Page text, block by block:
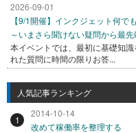
2026-09-01
【9/1開催】インクジェット何で
～いまさら聞けない疑問から最
本イベントでは、最初に基礎知
れた質問に時間の限りお答...
人気記事ランキング
1
2014-10-14
改めて稼働率を整理する